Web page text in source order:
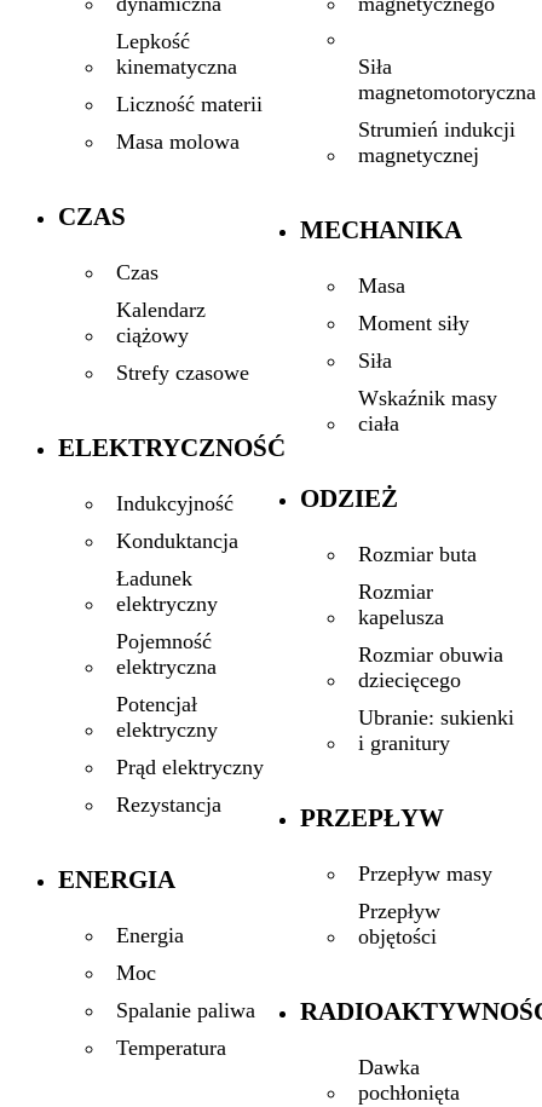
Lepkość
kinematyczna
Liczność materii
Masa molowa
CZAS
Czas
Kalendarz
ciążowy
Strefy czasowe
ELEKTRYCZNOŚĆ
Indukcyjność
Konduktancja
Ładunek
elektryczny
Pojemność
elektryczna
Potencjał
elektryczny
Prąd elektryczny
Rezystancja
ENERGIA
Energia
Moc
Spalanie paliwa
Temperatura
Siła
magnetomotoryczna
Strumień indukcji
magnetycznej
MECHANIKA
Masa
Moment siły
Siła
Wskaźnik masy
ciała
ODZIEŻ
Rozmiar buta
Rozmiar
kapelusza
Rozmiar obuwia
dziecięcego
Ubranie: sukienki
i granitury
PRZEPŁYW
Przepływ masy
Przepływ
objętości
Dawka
pochłonięta